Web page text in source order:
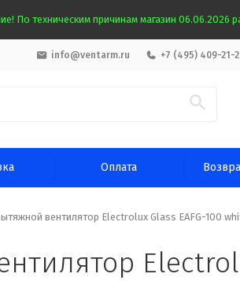
По техническим причинам магазин 06.06.2026
info@ventarm.ru +7 (495) 409-21-
Оплата
вентилятор Electrolux Glass EAFG-100